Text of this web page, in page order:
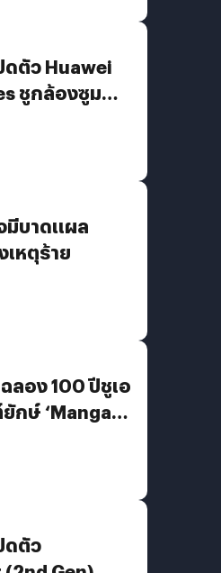
ดตัว Huawei
ชูกล้องซูม
มีบาดแผล
เหตุร้าย
ลอง 100 ปีชูเอ
กษ์ ‘Manga
ดตัว